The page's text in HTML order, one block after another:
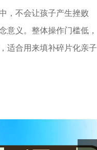
，不会让孩子产生挫败
意义。整体操作门槛低，
适合用来填补碎片化亲子